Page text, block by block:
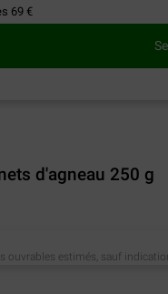
69 €
d'agneau 250 g
ouvrables estimés, sauf